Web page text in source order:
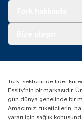
(+90) 216 560 13
Essity Turkey
Anonim Şirketi
D-100 Güney
K:9 34953 Kartal
Tork, sektöründe lider
Essity’nin bir
gün dünya genelinde bir
Amacımız; tüketicilerin,
yararı için sağlık